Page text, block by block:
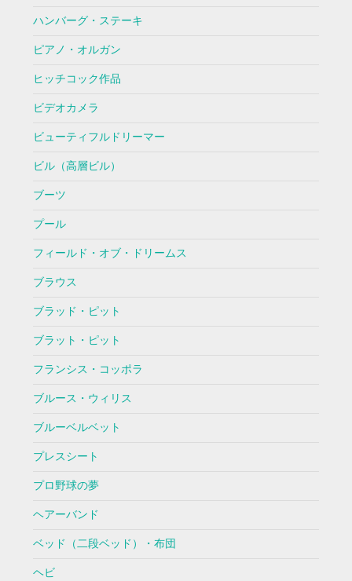
ハンバーグ・ステーキ
ピアノ・オルガン
ヒッチコック作品
ビデオカメラ
ビューティフルドリーマー
ビル（高層ビル）
ブーツ
プール
フィールド・オブ・ドリームス
ブラウス
ブラッド・ピット
ブラット・ピット
フランシス・コッポラ
ブルース・ウィリス
ブルーベルベット
プレスシート
プロ野球の夢
ヘアーバンド
ベッド（二段ベッド）・布団
ヘビ